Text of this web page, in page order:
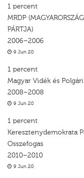
1 percent
MRDP
PÁRTJA)
2006–2006
9 Jun 20
1 percent
Magyar Vidék és
2008–2008
9 Jun 20
1 percent
Keresztenydemokrata
Osszefogas
2010–2010
9 Jun 20